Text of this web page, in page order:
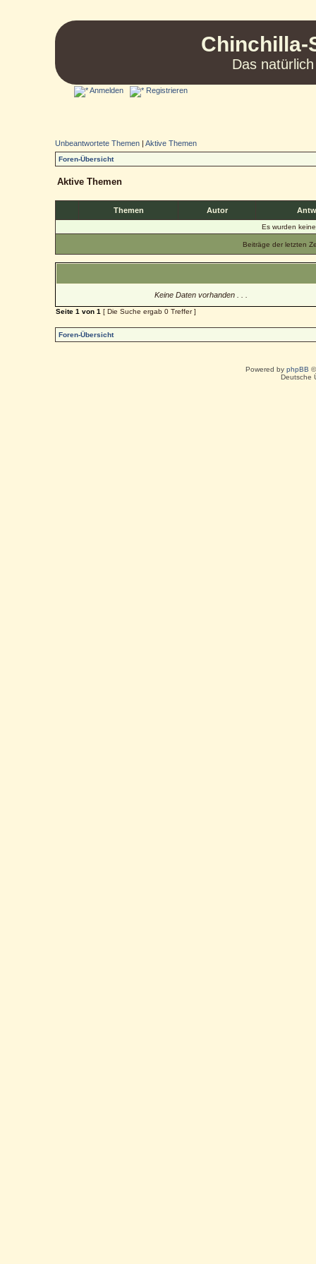
Chinchilla-
Das
Anmelden Registrieren
Unbeantwortete Themen |Aktive Themen
Foren-Übersicht
Aktive Themen
Themen Autor
Es wurden
Beiträge der letzten
Keine Daten vorhanden . . .
Seite1 von1 [ Die Suche ergab 0 Treffer ]
Foren-Übersicht
Powered by phpBB
Deutsche